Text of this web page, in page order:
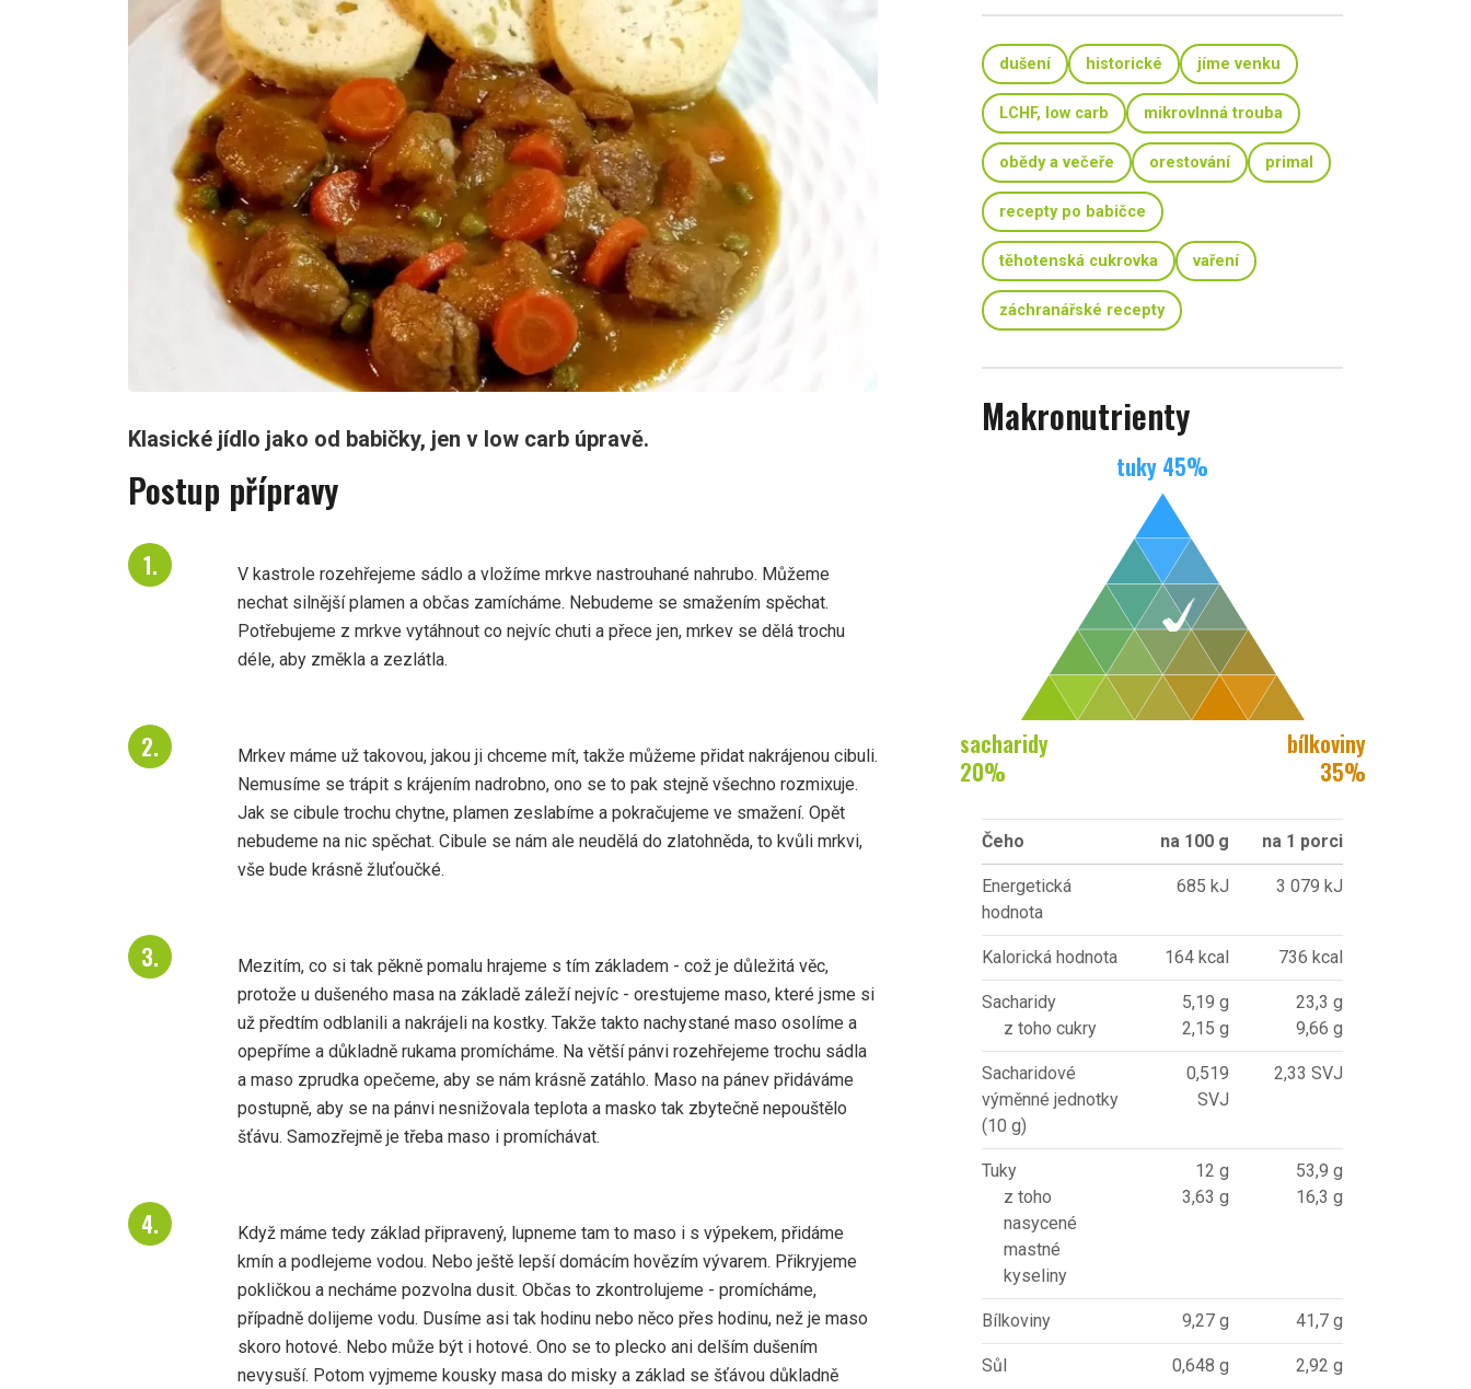
Klasické jídlo jako od babičky, jen v low carb úpravě.
Postup přípravy
V kastrole rozehřejeme sádlo a vložíme mrkve nastrouhané nahrubo. Můžeme
nechat silnější plamen a občas zamícháme. Nebudeme se smažením spěchat.
Potřebujeme z mrkve vytáhnout co nejvíc chuti a přece jen, mrkev se dělá trochu
déle, aby změkla a zezlátla.
Mrkev máme už takovou, jakou ji chceme mít, takže můžeme přidat nakrájenou cibuli.
Nemusíme se trápit s krájením nadrobno, ono se to pak stejně všechno rozmixuje.
Jak se cibule trochu chytne, plamen zeslabíme a pokračujeme ve smažení. Opět
nebudeme na nic spěchat. Cibule se nám ale neudělá do zlatohněda, to kvůli mrkvi,
vše bude krásně žluťoučké.
Mezitím, co si tak pěkně pomalu hrajeme s tím základem - což je důležitá věc,
protože u dušeného masa na základě záleží nejvíc - orestujeme maso, které jsme si
už předtím odblanili a nakrájeli na kostky. Takže takto nachystané maso osolíme a
opepříme a důkladně rukama promícháme. Na větší pánvi rozehřejeme trochu sádla
a maso zprudka opečeme, aby se nám krásně zatáhlo. Maso na pánev přidáváme
postupně, aby se na pánvi nesnižovala teplota a masko tak zbytečně nepouštělo
šťávu. Samozřejmě je třeba maso i promíchávat.
Když máme tedy základ připravený, lupneme tam to maso i s výpekem, přidáme
kmín a podlejeme vodou. Nebo ještě lepší domácím hovězím vývarem. Přikryjeme
pokličkou a necháme pozvolna dusit. Občas to zkontrolujeme - promícháme,
případně dolijeme vodu. Dusíme asi tak hodinu nebo něco přes hodinu, než je maso
skoro hotové. Nebo může být i hotové. Ono se to plecko ani delším dušením
nevysuší. Potom vyjmeme kousky masa do misky a základ se šťávou důkladně
dušení historické jíme venku
LCHF, low carb mikrovlnná trouba
obědy a večeře orestování primal
recepty po babičce
těhotenská cukrovka vaření
záchranářské recepty
Makronutrienty
tuky 45%
sacharidy
20%
bílkoviny
35%
Čeho na 100 g na 1 porci
Energetická
hodnota
685 kJ 3 079 kJ
Kalorická hodnota 164 kcal 736 kcal
Sacharidy
z toho cukry
5,19 g
2,15 g
23,3 g
9,66 g
Sacharidové
výměnné jednotky
(10 g)
0,519
SVJ
2,33 SVJ
Tuky
z toho
nasycené
mastné
kyseliny
12 g
3,63 g
53,9 g
16,3 g
Bílkoviny 9,27 g 41,7 g
Sůl 0,648 g 2,92 g